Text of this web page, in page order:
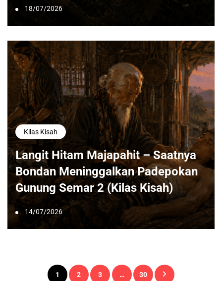
18/07/2026
Kilas Kisah
Langit Hitam Majapahit – Saatnya
Bondan Meninggalkan Padepokan
Gunung Semar 2 (Kilas Kisah)
14/07/2026
Paginasi
1 2 3 … 30